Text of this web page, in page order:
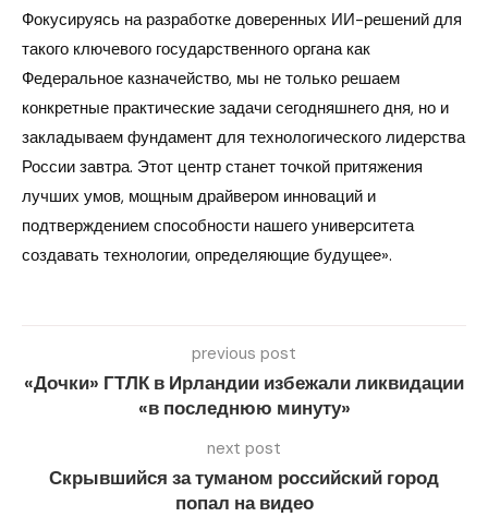
Фокусируясь на разработке доверенных ИИ-решений для
такого ключевого государственного органа как
Федеральное казначейство, мы не только решаем
конкретные практические задачи сегодняшнего дня, но и
закладываем фундамент для технологического лидерства
России завтра. Этот центр станет точкой притяжения
лучших умов, мощным драйвером инноваций и
подтверждением способности нашего университета
создавать технологии, определяющие будущее».
previous post
«Дочки» ГТЛК в Ирландии избежали ликвидации
«в последнюю минуту»
next post
Скрывшийся за туманом российский город
попал на видео